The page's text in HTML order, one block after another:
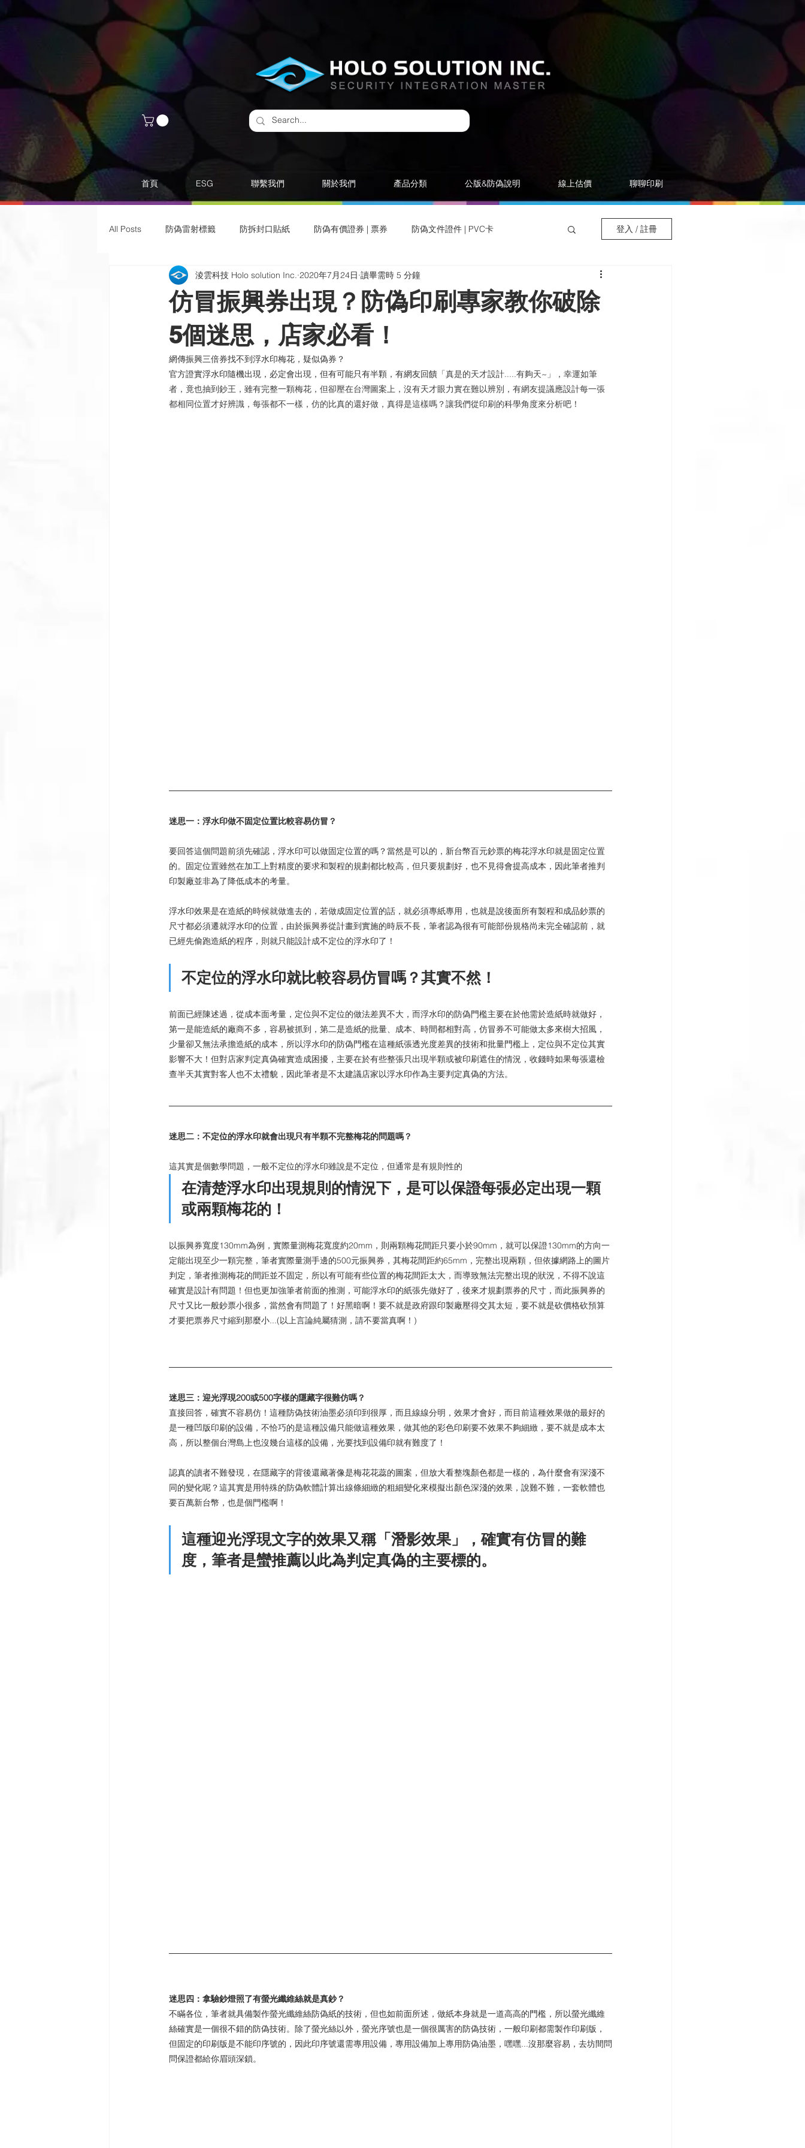
首頁 ESG 聯繫我們 關於我們 產品分類 公版&防偽說明 線上估價 聊聊印刷
All Posts 防偽雷射標籤 ​防拆封口貼紙 防偽有價證券 | 票券 防偽文件證件 | PVC卡
包裝貼紙 | 酒標 | 紙盒 雷射銘版貼片 防偽油墨與印刷 QR Code防偽系統
製程與設備 插畫海報卡片印刷 | 折光壓紋 學習型組織
登入 / 註冊
仿冒振興券出現？防偽印刷專家教你破除
5個迷思，店家必看！
淩雲科技 Holo solution Inc. 2020年7月24日 讀畢需時 5 分鐘
網傳振興三倍券找不到浮水印梅花，疑似偽券？
官方證實浮水印隨機出現，必定會出現，但有可能只有半顆，有網友回饋 「真是的天才設計.....有夠天~」，幸運如筆
者，竟也抽到鈔王，雖有完整一顆梅花，但卻壓在台灣圖案上，沒有天才眼力實在難以辨別，有網友提議應設計每一張
都相同位置才好辨識，每張都不一樣，仿的比真的還好做，真得是這樣嗎？讓我們從印刷的科學角度來分析吧！
迷思一：浮水印做不固定位置比較容易仿冒？
要回答這個問題前須先確認，浮水印可以做固定位置的嗎？當然是可以的，新台幣百元鈔票的梅花浮水印就是固定位置
的。固定位置雖然在加工上對精度的要求和製程的規劃都比較高，但只要規劃好，也不見得會提高成本，因此筆者推判
印製廠並非為了降低成本的考量。
浮水印效果是在造紙的時候就做進去的，若做成固定位置的話，就必須專紙專用，也就是說後面所有製程和成品鈔票的
尺寸都必須遷就浮水印的位置，由於振興券從計畫到實施的時辰不長，筆者認為很有可能部份規格尚未完全確認前，就
已經先偷跑造紙的程序，則就只能設計成不定位的浮水印了！
不定位的浮水印就比較容易仿冒嗎？其實不然！
前面已經陳述過，從成本面考量，定位與不定位的做法差異不大，而浮水印的防偽門檻主要在於他需於造紙時就做好，
第一是能造紙的廠商不多，容易被抓到，第二是造紙的批量、成本、時間都相對高，仿冒券不可能做太多來樹大招風，
少量卻又無法承擔造紙的成本，所以浮水印的防偽門檻在這種紙張透光度差異的技術和批量門檻上，定位與不定位其實
影響不大！但對店家判定真偽確實造成困擾，主要在於有些整張只出現半顆或被印刷遮住的情況，收錢時如果每張還檢
查半天其實對客人也不太禮貌，因此筆者是不太建議店家以浮水印作為主要判定真偽的方法。
迷思二：不定位的浮水印就會出現只有半顆不完整梅花的問題嗎？
這其實是個數學問題，一般不定位的浮水印雖說是不定位，但通常是有規則性的
在清楚浮水印出現規則的情況下，是可以保證每張必定出現一顆
或兩顆梅花的！
以振興券寬度130mm為例，實際量測梅花寬度約20mm，則兩顆梅花間距只要小於90mm，就可以保證130mm的方向一
定能出現至少一顆完整，筆者實際量測手邊的500元振興券，其梅花間距約65mm，完整出現兩顆，但依據網路上的圖片
判定，筆者推測梅花的間距並不固定，所以有可能有些位置的梅花間距太大，而導致無法完整出現的狀況，不得不說這
確實是設計有問題！但也更加強筆者前面的推測，可能浮水印的紙張先做好了，後來才規劃票券的尺寸，而此振興券的
尺寸又比一般鈔票小很多，當然會有問題了！好黑暗啊！要不就是政府跟印製廠壓得交其太短，要不就是砍價格砍預算
才要把票券尺寸縮到那麼小...(以上言論純屬猜測，請不要當真啊！)
迷思三：迎光浮現200或500字樣的隱藏字很難仿嗎？
直接回答，確實不容易仿！這種防偽技術油墨必須印到很厚，而且線線分明，效果才會好，而目前這種效果做的最好的
是一種凹版印刷的設備，不恰巧的是這種設備只能做這種效果，做其他的彩色印刷要不效果不夠細緻，要不就是成本太
高，所以整個台灣島上也沒幾台這樣的設備，光要找到設備印就有難度了！
認真的讀者不難發現，在隱藏字的背後還藏著像是梅花花蕊的圖案，但放大看整塊顏色都是一樣的，為什麼會有深淺不
同的變化呢？這其實是用特殊的防偽軟體計算出線條細緻的粗細變化來模擬出顏色深淺的效果，說難不難，一套軟體也
要百萬新台幣，也是個門檻啊！
這種迎光浮現文字的效果又稱「潛影效果」，確實有仿冒的難
度，筆者是蠻推薦以此為判定真偽的主要標的。
迷思四：拿驗鈔燈照了有螢光纖維絲就是真鈔？
不瞞各位，筆者就具備製作螢光纖維絲防偽紙的技術，但也如前面所述，做紙本身就是一道高高的門檻，所以螢光纖維
絲確實是一個很不錯的防偽技術。除了螢光絲以外，螢光序號也是一個很厲害的防偽技術，一般印刷都需製作印刷版，
但固定的印刷版是不能印序號的，因此印序號還需專用設備，專用設備加上專用防偽油墨，嘿嘿...沒那麼容易，去坊間問
問保證都給你眉頭深鎖。